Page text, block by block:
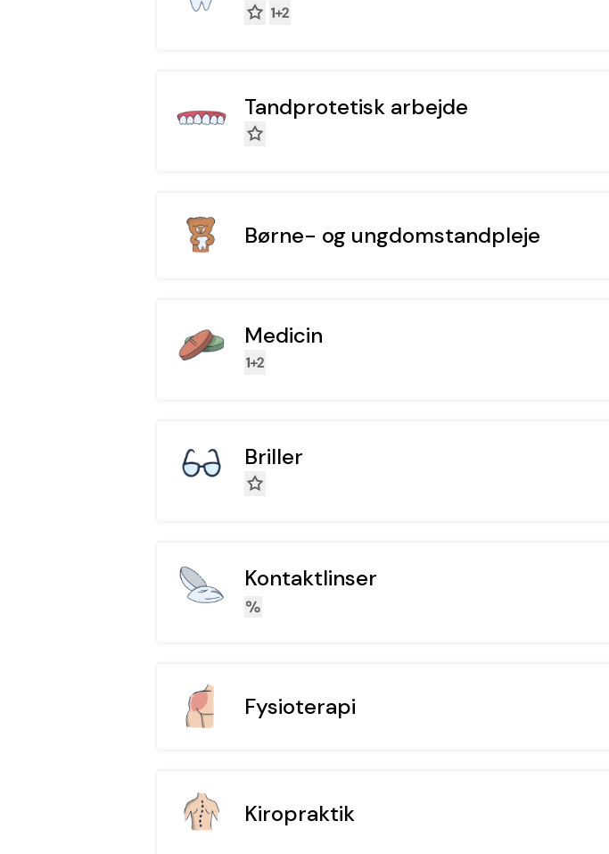
Tandprotetisk arbejde
Børne- og ungdomstandpleje
Medicin
Briller
Kontaktlinser
Fysioterapi
Kiropraktik